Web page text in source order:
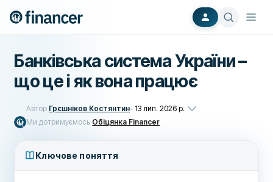
Банківська система України –
що це і як вона працює
Автор Грєшніков Костянтин- 13 лип. 2026 р.
Ми дотримуємось Обіцянка Financer
Ключове поняття